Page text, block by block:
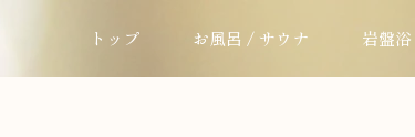
トップ お風呂 / サウナ 岩盤浴